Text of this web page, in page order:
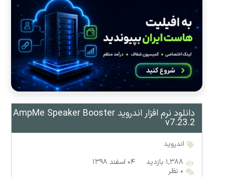
دانلود نرم افزار اندروید AmpMe Speaker Booster
v7.23.2
اندروید
۱,۳۸۸ بازدید
۰۴ اسفند ۱۳۹۸
۰ نظر